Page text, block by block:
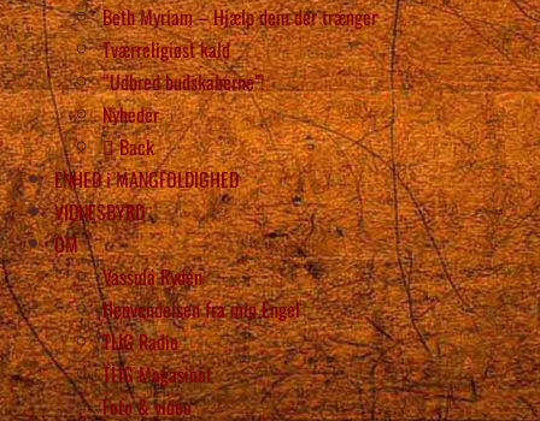
Beth Myriam – Hjælp dem der trænger
Tværreligiøst kald
“Udbred budskaberne”!
Nyheder
Back
ENHED i MANGFOLDIGHED
VIDNESBYRD
OM
Vassula Rydén
Henvendelsen fra min Engel
TLIG Radio
TLIG Magasinet
Foto & video